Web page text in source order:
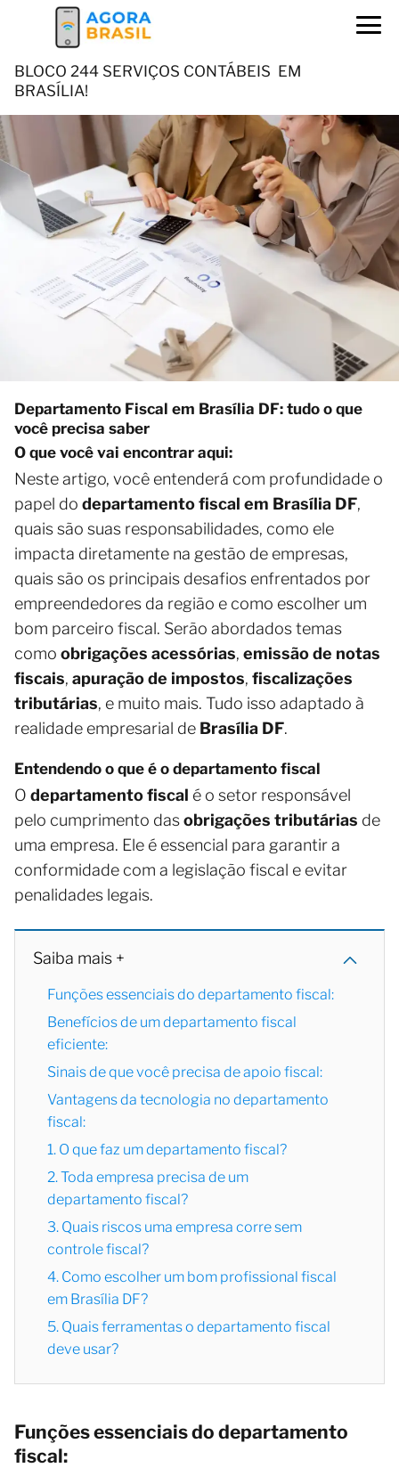
BLOCO 244 SERVIÇOS CONTÁBEIS EM
BRASÍLIA!
Departamento Fiscal em Brasília DF: tudo o que
você precisa saber
O que você vai encontrar aqui:
Neste artigo, você entenderá com profundidade o
papel do departamento fiscal em Brasília DF,
quais são suas responsabilidades, como ele
impacta diretamente na gestão de empresas,
quais são os principais desafios enfrentados por
empreendedores da região e como escolher um
bom parceiro fiscal. Serão abordados temas
como obrigações acessórias, emissão de notas
fiscais, apuração de impostos, fiscalizações
tributárias, e muito mais. Tudo isso adaptado à
realidade empresarial de Brasília DF.
Entendendo o que é o departamento fiscal
O departamento fiscal é o setor responsável
pelo cumprimento dasobrigações tributárias de
uma empresa. Ele é essencial para garantir a
conformidade com a legislação fiscal e evitar
penalidades legais.
Saiba mais +
Funções essenciais do departamento fiscal:
Benefícios de um departamento fiscal
eficiente:
Sinais de que você precisa de apoio fiscal:
Vantagens da tecnologia no departamento
fiscal:
1. O que faz um departamento fiscal?
2. Toda empresa precisa de um
departamento fiscal?
3. Quais riscos uma empresa corre sem
controle fiscal?
4. Como escolher um bom profissional fiscal
em Brasília DF?
5. Quais ferramentas o departamento fiscal
deve usar?
Funções essenciais do departamento
fiscal: